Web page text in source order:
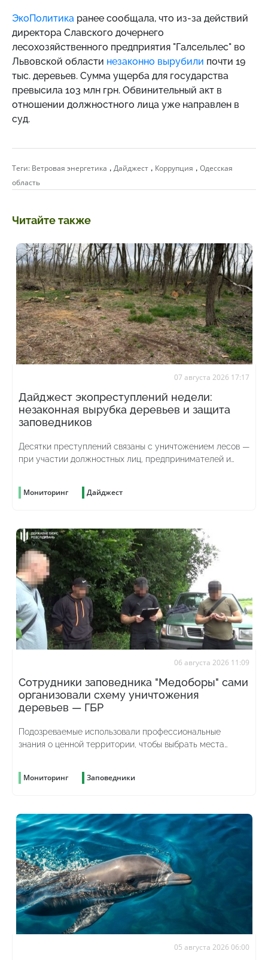
ЭкоПолитика ранее сообщала, что из-за действий
директора Славского дочернего
лесохозяйственного предприятия "Галсельлес" во
Львовской области незаконно вырубили почти 19
тыс. деревьев. Сумма ущерба для государства
превысила 103 млн грн. Обвинительный акт в
отношении должностного лица уже направлен в
суд.
Теги: Ветровая энергетика , Дайджест , Коррупция , Одесская
область
Читайте также
07 августа 2026 17:17
Дайджест экопреступлений недели:
незаконная вырубка деревьев и защита
заповедников
Десятки преступлений связаны с уничтожением лесов —
при участии должностных лиц, предпринимателей и
Мониторинг Дайджест
06 августа 2026 11:09
Сотрудники заповедника "Медоборы" сами
организовали схему уничтожения
деревьев — ГБР
Подозреваемые использовали профессиональные
знания о ценной территории, чтобы выбрать места
Мониторинг Заповедники
05 августа 2026 06:00